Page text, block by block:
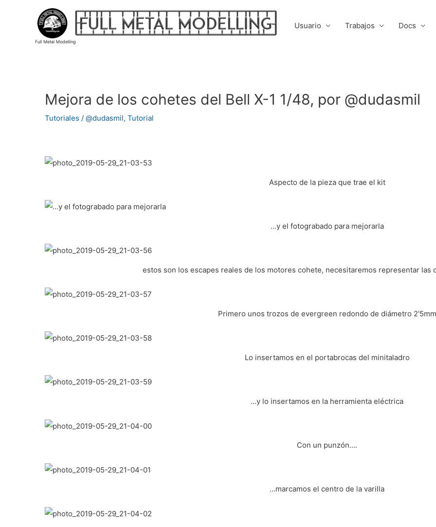
Full Metal Modelling
Usuario Trabajos Docs
Mejora de los cohetes del Bell X-1 1/48, por @dudasmil
Tutoriales / @dudasmil, Tutorial
Aspecto de la pieza que trae el kit
...y el fotograbado para mejorarla
estos son los escapes reales de los motores cohete, necesitaremos representar las
Primero unos trozos de evergreen redondo de diámetro 2'5mm
Lo insertamos en el portabrocas del minitaladro
...y lo insertamos en la herramienta eléctrica
Con un punzón....
...marcamos el centro de la varilla
Navegación
entradas